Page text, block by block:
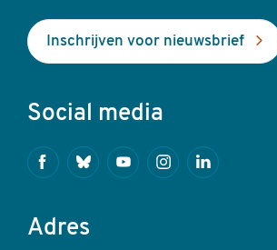
Inschrijven voor nieuwsbrief
Social media
FacebookBlueskyYoutubeInstagramLinkedin
Adres